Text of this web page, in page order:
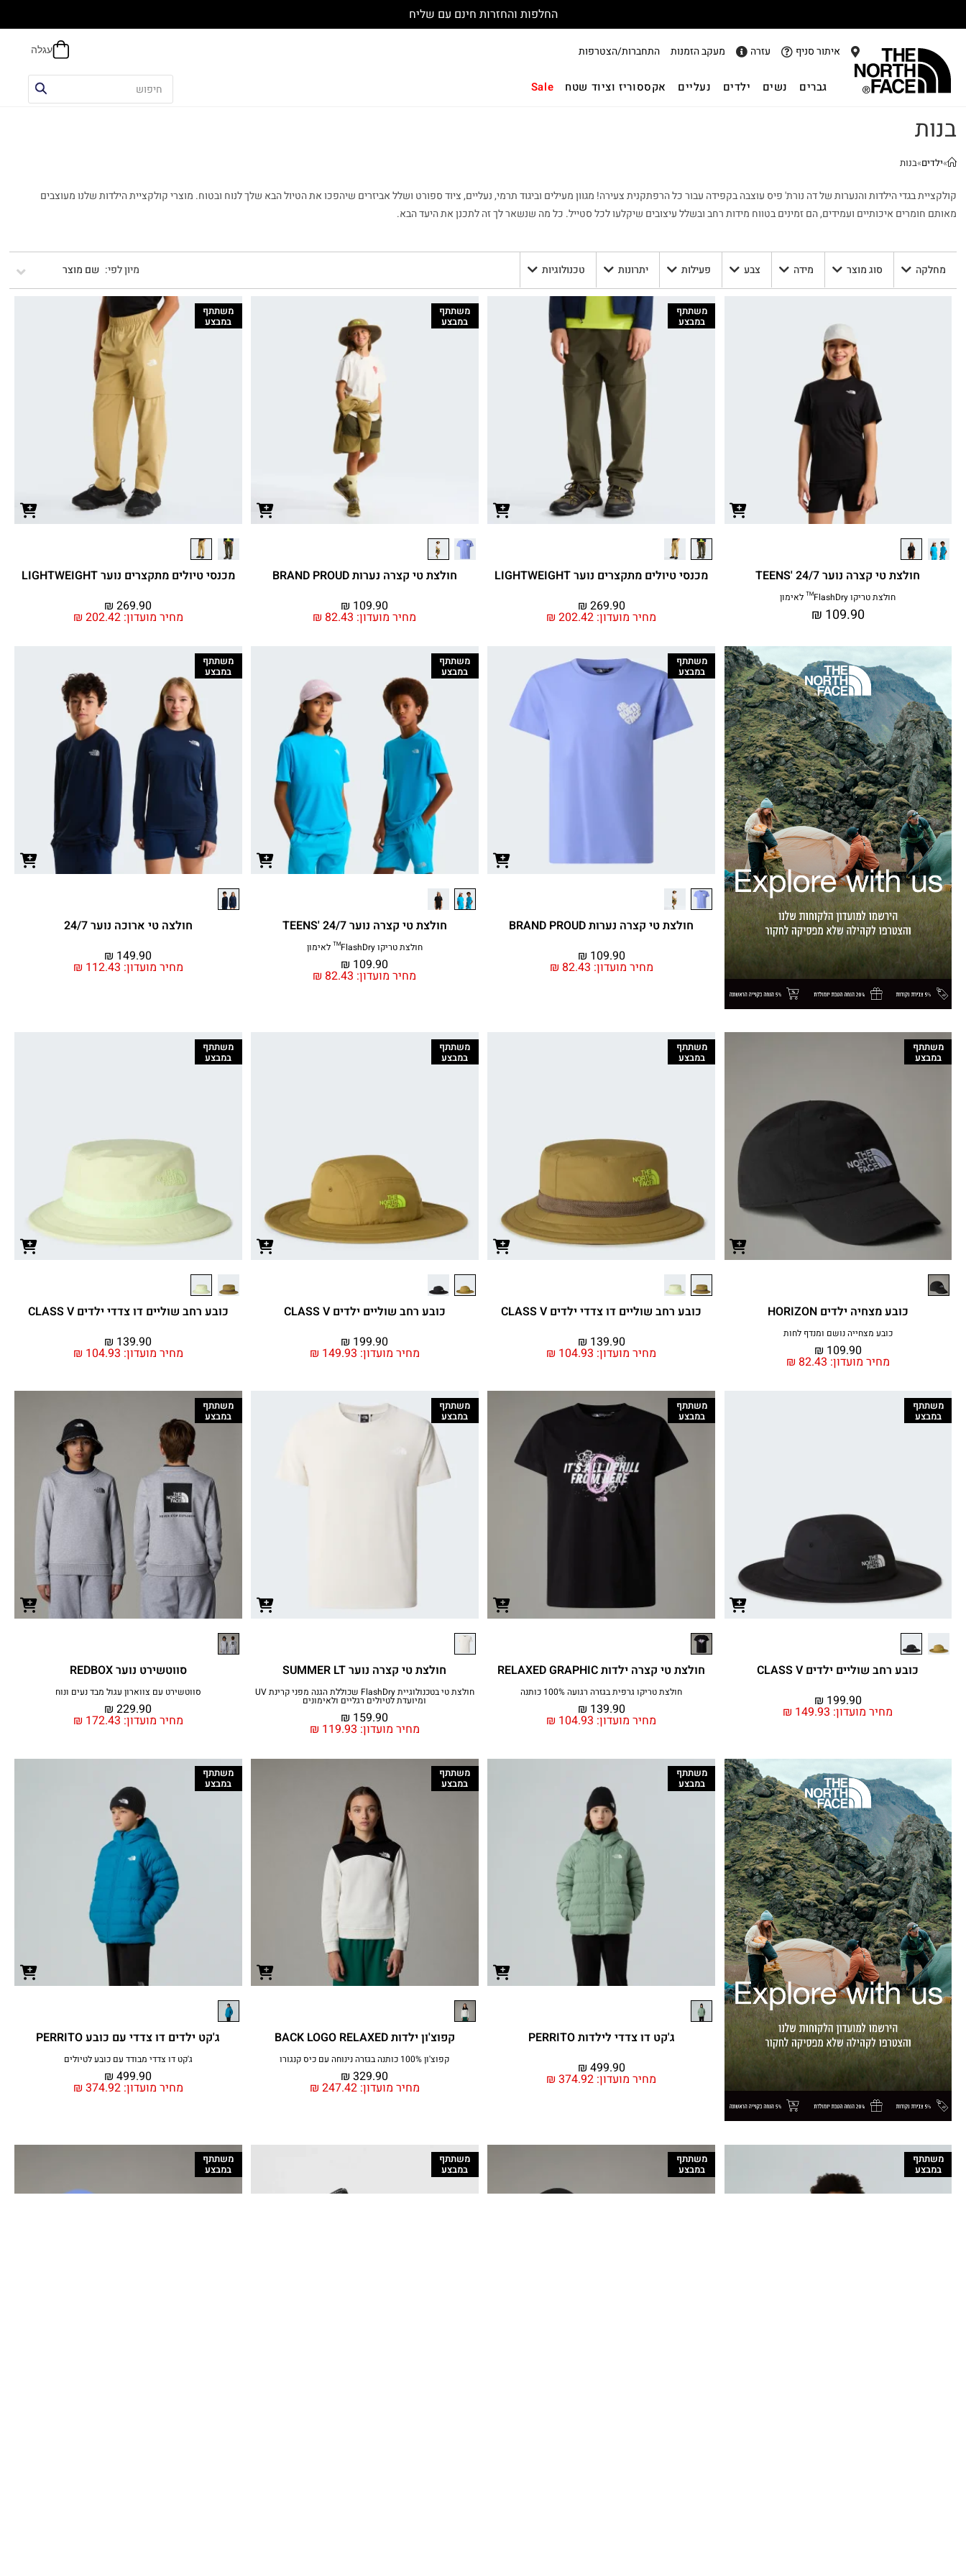
החלפות והחזרות חינם עם שליח
איתור סניף עזרה מעקב הזמנות התחברות/הצטרפות
גברים נשים ילדים נעליים אקססוריז וציוד שטח Sale
בנות
»ילדים»בנות
קולקציית בגדי הילדות והנערות של דה נורת' פיס עוצבה בקפידה עבור כל הרפתקנית צעירה! מגוון מעילים וביגוד תרמי, נעליים, ציוד ספורט ושלל אביזרים שיהפכו את הטיול הבא שלך לנוח ובטוח. מוצרי קולקציית הילדות שלנו מעוצבים
מאותם חומרים איכותיים ועמידים, הם זמינים בטווח מידות רחב ובשלל עיצובים שיקלעו לכל סטייל. כל מה שנשאר לך זה לתכנן את היעד הבא.
מחלקה סוג מוצר מידה צבע פעילות יתרונות טכנולוגיות שם מוצר
חולצת טי קצרה נוער TEENS' 24/7
חולצת טריקו FlashDry™ לאימון
₪ 109.90
משתתף
במבצע
מכנסי טיולים מתקצרים נוער LIGHTWEIGHT
מחיר מועדון: ₪ 202.42
₪ 269.90
משתתף
במבצע
חולצת טי קצרה נערות BRAND PROUD
מחיר מועדון: ₪ 82.43
₪ 109.90
משתתף
במבצע
מכנסי טיולים מתקצרים נוער LIGHTWEIGHT
מחיר מועדון: ₪ 202.42
₪ 269.90
משתתף
במבצע
חולצת טי קצרה נערות BRAND PROUD
מחיר מועדון: ₪ 82.43
₪ 109.90
משתתף
במבצע
חולצת טי קצרה נוער TEENS' 24/7
חולצת טריקו FlashDry™ לאימון
מחיר מועדון: ₪ 82.43
₪ 109.90
משתתף
במבצע
חולצה טי ארוכה נוער 24/7
מחיר מועדון: ₪ 112.43
₪ 149.90
משתתף
במבצע
כובע מצחיה ילדים HORIZON
כובע מצחייה נושם ומנדף לחות
מחיר מועדון: ₪ 82.43
₪ 109.90
משתתף
במבצע
כובע רחב שוליים דו צדדי ילדים CLASS V
מחיר מועדון: ₪ 104.93
₪ 139.90
משתתף
במבצע
כובע רחב שוליים ילדים CLASS V
מחיר מועדון: ₪ 149.93
₪ 199.90
משתתף
במבצע
כובע רחב שוליים דו צדדי ילדים CLASS V
מחיר מועדון: ₪ 104.93
₪ 139.90
משתתף
במבצע
כובע רחב שוליים ילדים CLASS V
מחיר מועדון: ₪ 149.93
₪ 199.90
משתתף
במבצע
חולצת טי קצרה ילדות RELAXED GRAPHIC
חולצת טריקו גרפית בגזרה רגועה 100% כותנה
מחיר מועדון: ₪ 104.93
₪ 139.90
משתתף
במבצע
חולצת טי קצרה נוער SUMMER LT
חולצת טי בטכנולוגיית FlashDry שכוללת הגנה מפני קרינת UV
ומיועדת לטיולים רגליים ולאימונים
מחיר מועדון: ₪ 119.93
₪ 159.90
משתתף
במבצע
סווטשירט נוער REDBOX
סווטשירט עם צווארון עגול מבד נעים ונוח
מחיר מועדון: ₪ 172.43
₪ 229.90
משתתף
במבצע
ג'קט דו צדדי לילדות PERRITO
מחיר מועדון: ₪ 374.92
₪ 499.90
משתתף
במבצע
קפוצ'ון ילדות BACK LOGO RELAXED
קפוצ'ון 100% כותנה בגזרה נינוחה עם כיס קנגורו
מחיר מועדון: ₪ 247.42
₪ 329.90
משתתף
במבצע
ג'קט ילדים דו צדדי עם כובע PERRITO
ג'קט דו צדדי מבודד עם כובע לטיולים
מחיר מועדון: ₪ 374.92
₪ 499.90
משתתף
במבצע
משתתף
במבצע
משתתף
במבצע
משתתף
במבצע